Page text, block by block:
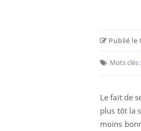
Publié le
Mots clés :
Le fait de
plus tôt la
moins